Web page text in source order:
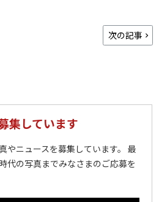
次の記事
集しています
やニュースを募集しています。 最
代の写真までみなさまのご応募を